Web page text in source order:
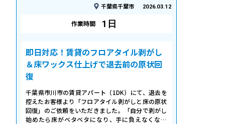
千葉県千葉市 2026.03.12
作業時間 1日
即日対応！賃貸のフロアタイル剥がし
＆床ワックス仕上げで退去前の原状回
復
千葉県市川市の賃貸アパート（1DK）にて、退去を
控えたお客様より「フロアタイル剥がしと床の原状
回復」のご依頼をいただきました。「自分で剥がし
始めたら床がベタベタになり、手に負えなくなっ